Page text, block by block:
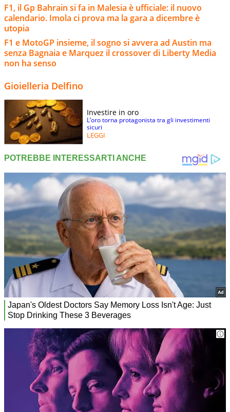
F1, il Gp Bahrain si fa in Malesia è ufficiale: il nuovo
calendario. Imola ci prova ma la gara a dicembre è
utopia
F1 e MotoGP insieme, il sogno si avvera ad Austin ma
senza Bagnaia e Marquez il crossover di Liberty Media
non ha senso
Gioielleria Delfino
Investire in oro
L’oro torna protagonista tra gli investimenti
sicuri
LEGGI